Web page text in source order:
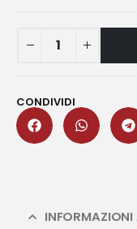
CONDIVIDI